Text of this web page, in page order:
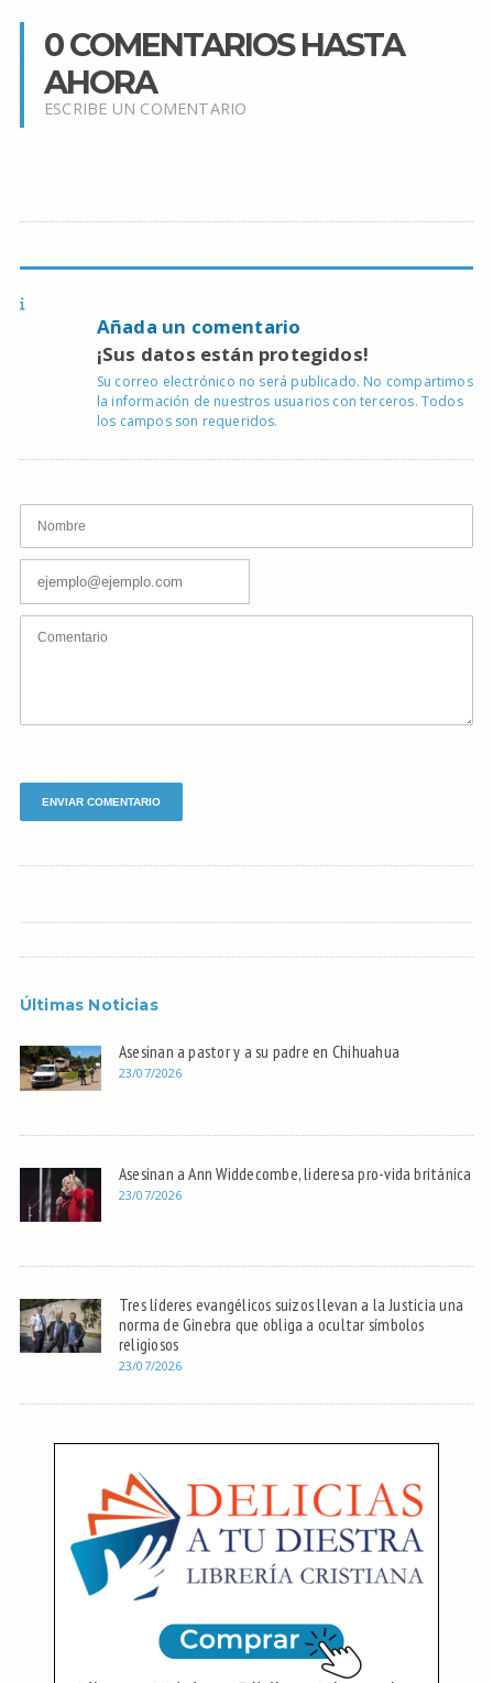
0 COMENTARIOS HASTA
AHORA
ESCRIBE UN COMENTARIO
Añada un comentario
¡Sus datos están protegidos!
Su correo electrónico no será publicado. No compartimos
la información de nuestros usuarios con terceros. Todos
los campos son requeridos.
Últimas Noticias
Asesinan a pastor y a su padre en Chihuahua
23/07/2026
Asesinan a Ann Widdecombe, lideresa pro-vida británica
23/07/2026
Tres líderes evangélicos suizos llevan a la Justicia una
norma de Ginebra que obliga a ocultar símbolos
religiosos
23/07/2026